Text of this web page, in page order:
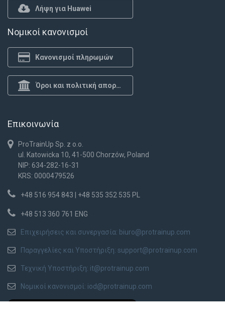
Λήψη για Huawei
Νομικοί κανονισμοί
Κανονισμοί πληρωμών
Όροι και πολιτική απορρήτου
Επικοινωνία
ProTrainUp Sp. z o.o.
ul. Katowicka 10, 41-500 Chorzów, Poland
NIP: 634-282-16-31
KRS: 0000479526
+48 516 954 843 | +48 535 352 535 PL
+48 513 360 761 ENG
Επιχειρήσεις και συνεργασία: biuro@protrainup.com
Παραγγελίες και Υποστήριξη: support@protrainup.com
Τεχνική Υποστήριξη: it@protrainup.com
Νομικοί κανονισμοί: iod@protrainup.com